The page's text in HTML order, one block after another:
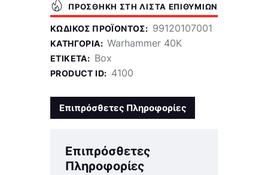
ΠΡΟΣΘΉΚΗ ΣΤΗ ΛΊΣΤΑ ΕΠΙΘΥΜΙΏΝ
ΚΩΔΙΚΌΣ ΠΡΟΪΌΝΤΟΣ: 99120107001
ΚΑΤΗΓΟΡΊΑ: Warhammer 40K
ΕΤΙΚΈΤΑ: Box
PRODUCT ID: 4100
Επιπρόσθετες Πληροφορίες
Επιπρόσθετες
Πληροφορίες